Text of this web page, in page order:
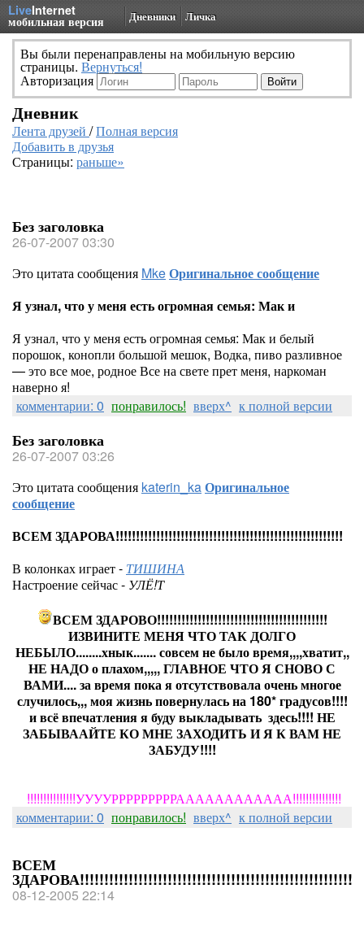
LiveInternet
мобильная версия Дневники Личка
Вы были перенаправлены на мобильную версию
страницы. Вернуться!
Авторизация
Дневник
Лента друзей /Полная версия
Добавить в друзья
Страницы: раньше»
Без заголовка
26-07-2007 03:30
Это цитата сообщения MkeОригинальное сообщение
Я узнал, что у меня есть огромная семья: Мак и
Я узнал, что у меня есть огромная семья: Мак и белый
порошок, конопли большой мешок, Водка, пиво разливное
— это все мое, родное Все на свете прет меня, наркоман
наверно я!
комментарии: 0 понравилось! вверх^ к полной версии
Без заголовка
26-07-2007 03:26
Это цитата сообщения katerin_kaОригинальное
сообщение
ВСЕМ ЗДАРОВА!!!!!!!!!!!!!!!!!!!!!!!!!!!!!!!!!!!!!!!!!!!!!!!!!!!!!!!!
В колонках играет - ТИШИНА
Настроение сейчас - УЛЁ!Т
ВСЕМ ЗДАРОВО!!!!!!!!!!!!!!!!!!!!!!!!!!!!!!!!!!!!!!!!!!
ИЗВИНИТЕ МЕНЯ ЧТО ТАК ДОЛГО
НЕБЫЛО........хнык....... совсем не было время,,,,хватит,,
НЕ НАДО о плахом,,,,, ГЛАВНОЕ ЧТО Я СНОВО С
ВАМИ.... за время пока я отсутствовала очень многое
случилось,,, моя жизнь повернулась на 180* градусов!!!!
и всё впечатления я буду выкладывать здесь!!!! НЕ
ЗАБЫВААЙТЕ КО МНЕ ЗАХОДИТЬ И Я К ВАМ НЕ
ЗАБУДУ!!!!
!!!!!!!!!!!!!!!УУУУРРРРРРРРРАААААААААААА!!!!!!!!!!!!!!!
комментарии: 0 понравилось! вверх^ к полной версии
ВСЕМ
ЗДАРОВА!!!!!!!!!!!!!!!!!!!!!!!!!!!!!!!!!!!!!!!!!!!!!!!!!!!!!!!!
08-12-2005 22:14